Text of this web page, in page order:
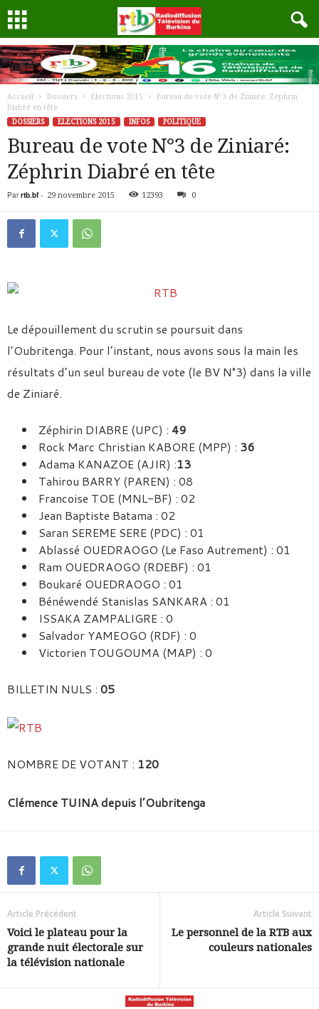
Accueil Dossiers Elections 2015
Bureau de vote N°3 de Ziniaré: Zéphrin
Diabré en tête
DOSSIERS
ELECTIONS 2015 INFOS POLITIQUE
Bureau de vote N°3 de Ziniaré:
Zéphrin Diabré en tête
Par rtb.bf- 29 novembre 2015 12393 0
Le dépouillement du scrutin se poursuit dans
l’Oubritenga. Pour l’instant, nous avons sous la main les
résultats d’un seul bureau de vote (le BV N°3) dans la ville
de Ziniaré.
Zéphirin DIABRE (UPC) : 49
Rock Marc Christian KABORE (MPP) : 36
Adama KANAZOE (AJIR) :13
Tahirou BARRY (PAREN) : 08
Francoise TOE (MNL-BF) : 02
Jean Baptiste Batama : 02
Saran SEREME SERE (PDC) : 01
Ablassé OUEDRAOGO (Le Faso Autrement) : 01
Ram OUEDRAOGO (RDEBF) : 01
Boukaré OUEDRAOGO : 01
Bénéwendé Stanislas SANKARA : 01
ISSAKA ZAMPALIGRE : 0
Salvador YAMEOGO (RDF) : 0
Victorien TOUGOUMA (MAP) : 0
BILLETIN NULS : 05
NOMBRE DE VOTANT : 120
Clémence TUINA depuis l’Oubritenga
Article Précédent
Voici le plateau pour la
grande nuit électorale sur
la télévision nationale
Article Suivant
Le personnel de la RTB aux
couleurs nationales